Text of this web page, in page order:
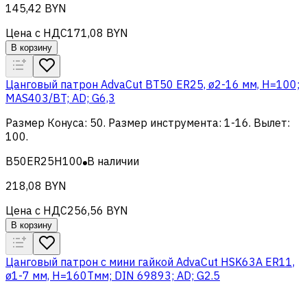
145,42 BYN
Цена с НДС171,08 BYN
В корзину
Цанговый патрон AdvaCut BT50 ER25, ø2-16 мм, H=100;
MAS403/BT; AD; G6,3
Размер Конуса: 50. Размер инструмента: 1-16. Вылет:
100.
B50ER25H100 В наличии
218,08 BYN
Цена с НДС256,56 BYN
В корзину
Цанговый патрон c мини гайкой AdvaCut HSK63A ER11,
ø1-7 мм, H=160Tмм; DIN 69893; AD; G2.5